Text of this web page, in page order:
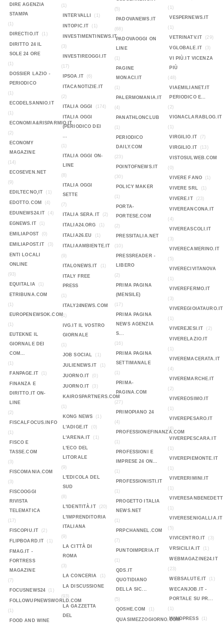
DIRE AGENZIA
STAMPA
(1)
DIRECTIO.IT
(1)
DIRITTO 24 IL
SOLE 24 ORE
(1)
DOSSIER LAZIO -
PERIODICO
(1)
ECODELSANNIO.IT
(1)
ECONOMIA&RISPARMIO.IT
(2)
ECONOMY
MAGAZINE
(14)
ECOSEVEN.NET
(9)
EDILTECNO,IT
(1)
EDOTTO.COM (4)
EDUNEWS24.IT (4)
EGNEWS.IT (1)
EMILIAPOST (0)
EMILIAPOST.IT (3)
ENTI LOCALI
ONLINE
(93)
EQUITALIA
(1)
ETRIBUNA.COM
(1)
EUROPENEWSOK.COM
(1)
EUTEKNE IL
GIORNALE DEI
COM...
(1)
FANPAGE.IT
(1)
FINANZA E
DIRITTO.IT ON-
LINE
(2)
FISCALFOCUS.INFO
(1)
FISCO E
TASSE.COM
(3)
FISCOMANIA.COM
(3)
FISCOOGGI
RIVISTA
TELEMATICA
(17)
FISCOPIU.IT
(2)
FLIPBOARD.IT (1)
FMAG.IT -
FORTRESS
MAGAZINE
(7)
FOCUSNEWS24
(1)
FOLLOWUPNEWSWORLD.COM
(1)
FOOD AND WINE
(1)
INTERVALLI
(1)
INTOPIC.IT (1)
INVESTIMENTINEWS.IT
(3)
INVESTIREOGGI.IT
(17)
IPSOA.IT
(6)
ITACANOTIZIE.IT
(2)
ITALIA OGGI
(174)
ITALIA OGGI
(PERIODICO DEI
...
(1)
ITALIA OGGI ON-
LINE
(8)
ITALIA OGGI
SETTE
(7)
ITALIA SERA.IT
(2)
ITALIA24.ORG (1)
ITALIA26.EU (1)
ITALIAAMBIENTE.IT
(9)
ITALONEWS.IT
(1)
ITALY FREE
PRESS
(1)
ITALY24NEWS.COM
(1)
IVG.IT IL VOSTRO
GIORNALE
(1)
JOB SOCIAL
(1)
JULIENEWS.IT (1)
JUORNO.IT (0)
JUORNO.IT (3)
KAIROSPARTNERS.COM
(1)
KONG NEWS
(1)
L'ADIGE.IT (0)
L'ARENA.IT (1)
L'ECO DEL
LITORALE
(9)
L'EDICOLA DEL
SUD
(8)
L'IDENTITÀ.IT
(20)
L'IMPRENDITORIA
ITALIANA
(9)
LA CITTÀ DI
ROMA
(3)
LA CONCERIA
(1)
LA DISCUSSIONE
(93)
LA GAZZETTA
DEL
(5)
PADOVANEWS.IT
(68)
PADOVAOGGI ON
LINE
(1)
PAGINE
MONACI.IT
(1)
PALERMOMANIA.IT
(4)
PANATHLONCLUB
(1)
PERIODICO
DAILY.COM
(23)
POINTOFNEWS.IT
(30)
POLICY MAKER
(1)
PORTA-
PORTESE.COM
(2)
PRESSITALIA.NET
(10)
PRESSREADER -
LIBERO
(2)
PRIMA PAGINA
(MENSILE)
(17)
PRIMA PAGINA
NEWS AGENZIA
S...
(16)
PRIMA PAGINA
SETTIMANALE
(1)
PRIMA-
PAGINA.COM
(27)
PRIMOPIANO 24
(4)
PROFESSIONEFINANZA.COM
(1)
PROFESSIONI E
IMPRESE 24 ON...
(1)
PROFESSIONISTI.IT
(1)
PROGETTO ITALIA
NEWS.NET
(1)
PRPCHANNEL.COM
(7)
PUNTOIMPERIA.IT
(1)
QDS.IT
QUOTIDIANO
DELLA SIC...
(5)
QOSHE.COM
(1)
QUASIMEZZOGIORNO.COM
(1)
VESPERNEWS.IT
(1)
VETRINATV.IT
(29)
VGLOBALE.IT (3)
VI PIÙ.IT VICENZA
PIÙ
(48)
VIAEMILIANET.IT
PERIODICO E...
(2)
VIGNACLARABLOG.IT
(1)
VIRGILIO.IT
(7)
VIRGILIO.IT (13)
VISTOSULWEB.COM
(0)
VIVERE FANO
(1)
VIVERE SRL (1)
VIVERE.IT (23)
VIVEREANCONA.IT
(4)
VIVEREASCOLI.IT
(3)
VIVERECAMERINO.IT
(5)
VIVERECIVITANOVA
(1)
VIVEREFERMO.IT
(3)
VIVEREGIOIATAURO.IT
(1)
VIVEREJESI.IT
(2)
VIVERELAZIO.IT
(1)
VIVEREMACERATA.IT
(4)
VIVEREMARCHE.IT
(2)
VIVEREOSIMO.IT
(1)
VIVEREPESARO.IT
(6)
VIVEREPESCARA.IT
(1)
VIVEREPIEMONTE.IT
(1)
VIVERERIMINI.IT
(1)
(1)
VIVERESENIGALLIA.IT
(5)
VIVICENTRO.IT
(3)
VRSICILIA.IT (1)
WEBMAGAZINE24.IT
(23)
WEBSALUTE.IT
(1)
WECANJOB.IT -
PORTALE SU PR...
(1)
WINDPRESS
(1)